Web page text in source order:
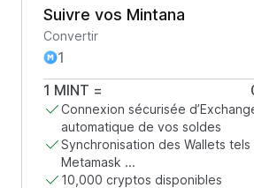
Suivre vos Mintana
Convertir
1 MINT =
Connexion sécurisée
automatique de vos soldes
Synchronisation des Wallets tels
Metamask ...
10,000 cryptos disponibles